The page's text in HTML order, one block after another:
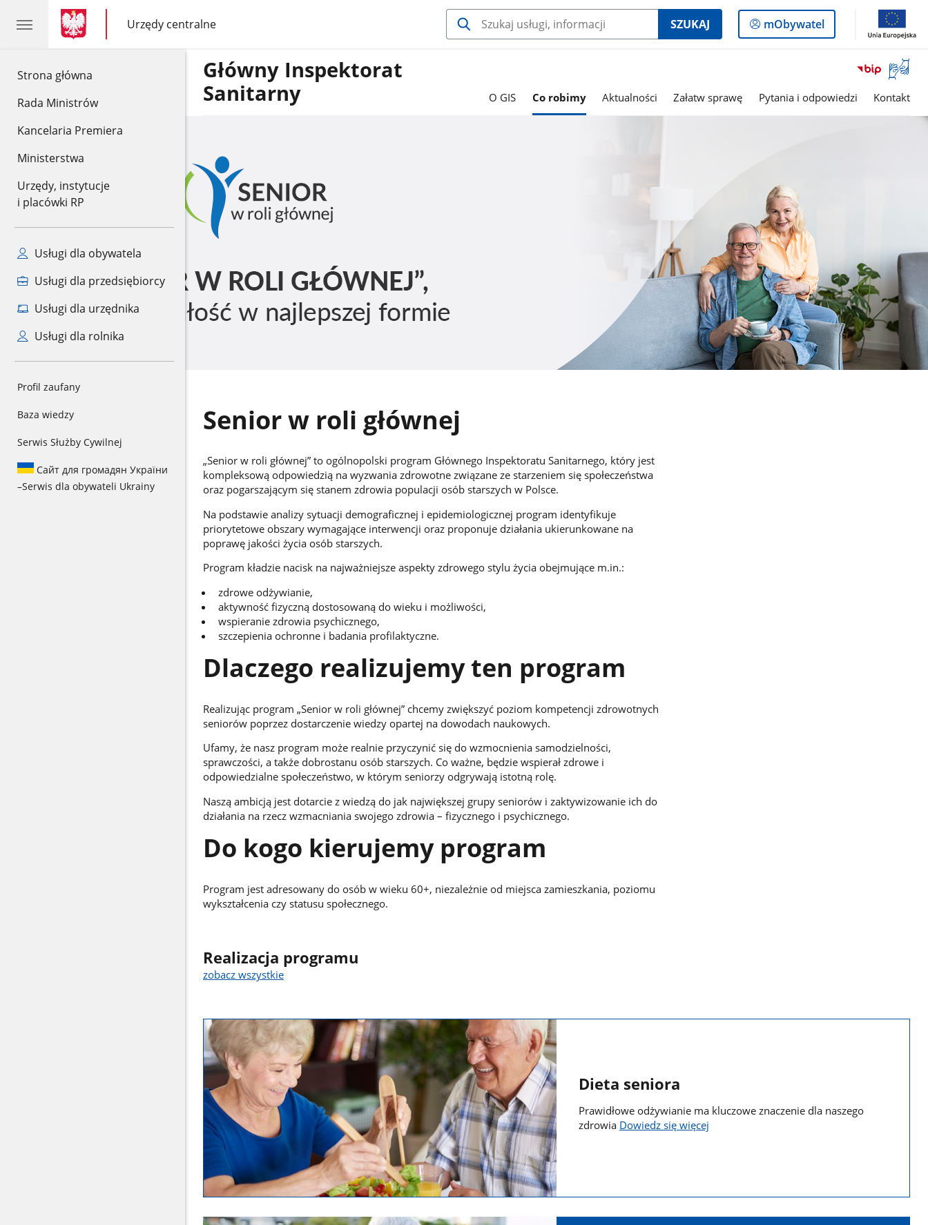
Strona główna
Rada Ministrów
Kancelaria Premiera
Ministerstwa
Urzędy, instytucje
i placówki RP
Usługi dla obywatela
Usługi dla przedsiębiorcy
Usługi dla urzędnika
Usługi dla rolnika
Profil zaufany
Baza wiedzy
Serwis Służby Cywilnej
Сайт для громадян України
–Serwis dla obywateli Ukrainy
gov.pl
gov.pl
Urzędy centralne
gov.pl
Urzędy
centralne
SZUKAJ
Logowanie
do
mObywatel
Otwórz
okno
z
Główny Inspektorat
Sanitarny
O GIS Co robimy Aktualności Załatw sprawę Pytania i odpowiedzi Kontakt
Senior w roli głównej
„Senior w roli głównej” to ogólnopolski program Głównego Inspektoratu Sanitarnego, który jest
kompleksową odpowiedzią na wyzwania zdrowotne związane ze starzeniem się społeczeństwa
oraz pogarszającym się stanem zdrowia populacji osób starszych w Polsce.
Na podstawie analizy sytuacji demograficznej i epidemiologicznej program identyfikuje
priorytetowe obszary wymagające interwencji oraz proponuje działania ukierunkowane na
poprawę jakości życia osób starszych.
Program kładzie nacisk na najważniejsze aspekty zdrowego stylu życia obejmujące m.in.:
zdrowe odżywianie,
aktywność fizyczną dostosowaną do wieku i możliwości,
wspieranie zdrowia psychicznego,
szczepienia ochronne i badania profilaktyczne.
Dlaczego realizujemy ten program
Realizując program „Senior w roli głównej” chcemy zwiększyć poziom kompetencji zdrowotnych
seniorów poprzez dostarczenie wiedzy opartej na dowodach naukowych.
Ufamy, że nasz program może realnie przyczynić się do wzmocnienia samodzielności,
sprawczości, a także dobrostanu osób starszych. Co ważne, będzie wspierał zdrowe i
odpowiedzialne społeczeństwo, w którym seniorzy odgrywają istotną rolę.
Naszą ambicją jest dotarcie z wiedzą do jak największej grupy seniorów i zaktywizowanie ich do
działania na rzecz wzmacniania swojego zdrowia – fizycznego i psychicznego.
Do kogo kierujemy program
Program jest adresowany do osób w wieku 60+, niezależnie od miejsca zamieszkania, poziomu
wykształcenia czy statusu społecznego.
Realizacja programu
zobacz wszystkie
Dieta seniora
Prawidłowe odżywianie ma kluczowe znaczenie dla naszego
zdrowia Dowiedz się więcej